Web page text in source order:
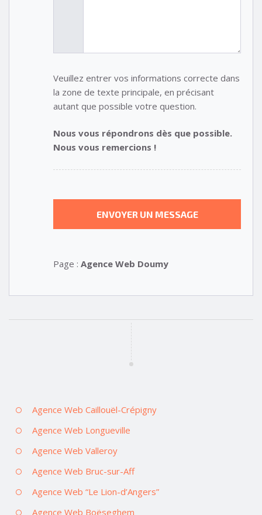
Veuillez entrer vos informations correcte dans
la zone de texte principale, en précisant
autant que possible votre question.
Nous vous répondrons dès que possible.
Nous vous remercions !
Page : Agence Web Doumy
Agence Web Caillouël-Crépigny
Agence Web Longueville
Agence Web Valleroy
Agence Web Bruc-sur-Aff
Agence Web “Le Lion-d’Angers”
Agence Web Boëseghem